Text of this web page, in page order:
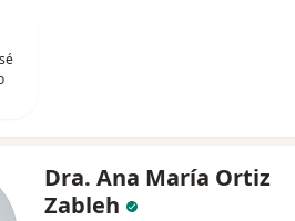
Dra. Ana María Ortiz
Zableh